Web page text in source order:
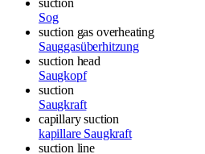
Sog
suction gas overheating
Sauggasüberhitzung
suction head
Saugkopf
suction
Saugkraft
capillary suction
kapillare Saugkraft
suction line